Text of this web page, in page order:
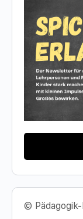
© Pädagogik-